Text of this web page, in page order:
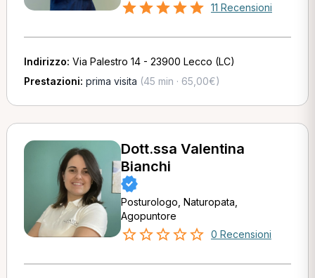
11 Recensioni
Indirizzo: Via Palestro 14 - 23900 Lecco (LC)
Prestazioni: prima visita (45 min · 65,00€)
Dott.ssa Valentina
Bianchi
Posturologo, Naturopata,
Agopuntore
0 Recensioni